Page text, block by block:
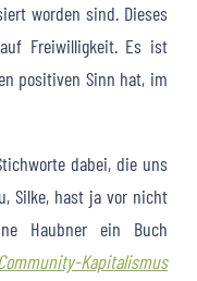
worden sind. Dieses
Freiwilligkeit. Es ist
positiven Sinn hat, im
dabei, die uns
Silke, hast ja vor nicht
Haubner ein Buch
Kapitalismus